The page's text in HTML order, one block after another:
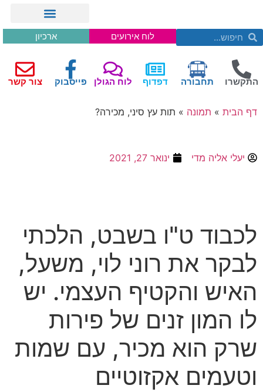
לוח אירועים ארכיון
התקשרו תחבורה דפדוף לוח הגולן פייסבוק צור קשר
דף הבית » תמונה » תות עץ סיני, מכירה?
יעלי אליה מדי ינואר 27, 2021
לכבוד ט"ו בשבט, הלכתי
לבקר את רוני לוי, משעל,
האיש והקטיף העצמי. יש
לו המון זנים של פירות
שרק הוא מכיר, עם שמות
וטעמים אקזוטיים